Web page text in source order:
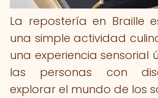
La repostería en Braille
una simple actividad
una experiencia sensorial
las personas con
explorar el mundo de los